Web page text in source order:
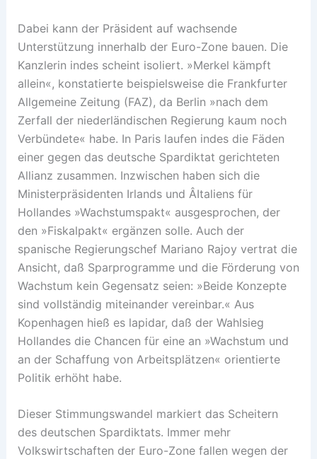
Dabei kann der Präsident auf wachsende
Unterstützung innerhalb der Euro-Zone bauen. Die
Kanzlerin indes scheint isoliert. »Merkel kämpft
allein«, konstatierte beispielsweise die Frankfurter
Allgemeine Zeitung (FAZ), da Berlin »nach dem
Zerfall der niederländischen Regierung kaum noch
Verbündete« habe. In Paris laufen indes die Fäden
einer gegen das deutsche Spardiktat gerichteten
Allianz zusammen. Inzwischen haben sich die
Ministerpräsidenten Irlands und Â­Italiens für
Hollandes »Wachstumspakt« ausgesprochen, der
den »Fiskalpakt« ergänzen solle. Auch der
spanische Regierungschef Mariano Rajoy vertrat die
Ansicht, daß Sparprogramme und die Förderung von
Wachstum kein Gegensatz seien: »Beide Konzepte
sind vollständig miteinander vereinbar.« Aus
Kopenhagen hieß es lapidar, daß der Wahlsieg
Hollandes die Chancen für eine an »Wachstum und
an der Schaffung von Arbeitsplätzen« orientierte
Politik erhöht habe.
Dieser Stimmungswandel markiert das Scheitern
des deutschen Spardiktats. Immer mehr
Volkswirtschaften der Euro-Zone fallen wegen der